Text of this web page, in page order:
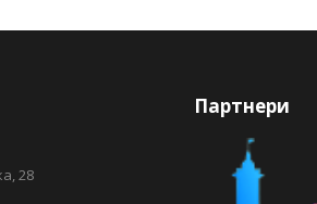
28
Партнери